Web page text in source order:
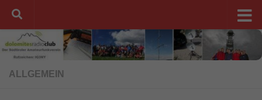
Unter dem Inhalt
ALLGEMEIN